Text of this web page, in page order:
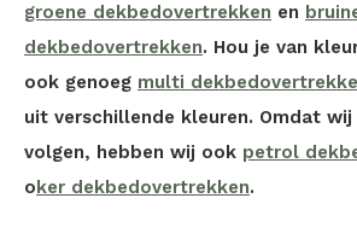
groene dekbedovertrekken en
dekbedovertrekken. Hou je van
ook genoeg multi
uit verschillende kleuren. Omdat
volgen, hebben wij ook petrol
o ker dekbedovertrekken.